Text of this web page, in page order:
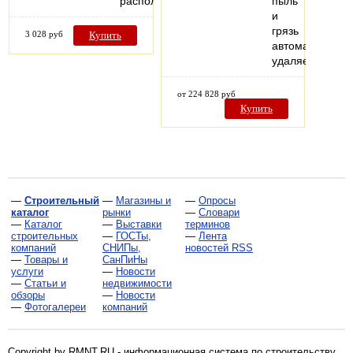
3 028 руб Купить
и
грязь
автоматически
удаляется…
от 224 828 руб
Купить
— Строительный
каталог
— Каталог
строительных
компаний
— Товары и
услуги
— Статьи и
обзоры
— Фотогалереи
— Магазины и
рынки
— Выставки
— ГОСТы,
СНИПы,
СанПиНы
— Новости
недвижимости
— Новости
компаний
— Опросы
— Словари
терминов
— Лента
новостей RSS